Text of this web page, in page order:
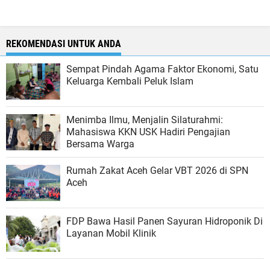
REKOMENDASI UNTUK ANDA
Sempat Pindah Agama Faktor Ekonomi, Satu
Keluarga Kembali Peluk Islam
Menimba Ilmu, Menjalin Silaturahmi:
Mahasiswa KKN USK Hadiri Pengajian
Bersama Warga
Rumah Zakat Aceh Gelar VBT 2026 di SPN
Aceh
FDP Bawa Hasil Panen Sayuran Hidroponik Di
Layanan Mobil Klinik